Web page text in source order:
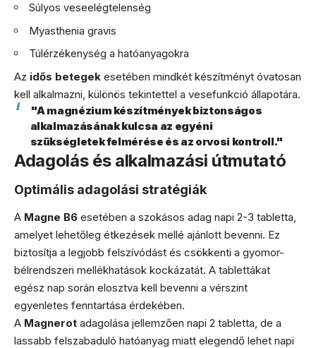
Súlyos veseelégtelenség
Myasthenia gravis
Túlérzékenység a hatóanyagokra
Az idős betegek esetében mindkét készítményt óvatosan
kell alkalmazni, különös tekintettel a vesefunkció állapotára.
"A magnézium készítmények biztonságos
alkalmazásának kulcsa az egyéni
szükségletek felmérése és az orvosi kontroll."
Adagolás és alkalmazási útmutató
Optimális adagolási stratégiák
A Magne B6 esetében a szokásos adag napi 2-3 tabletta,
amelyet lehetőleg étkezések mellé ajánlott bevenni. Ez
biztosítja a legjobb felszívódást és csökkenti a gyomor-
bélrendszeri mellékhatások kockázatát. A tablettákat
egész nap során elosztva kell bevenni a vérszint
egyenletes fenntartása érdekében.
A Magnerot adagolása jellemzően napi 2 tabletta, de a
lassabb felszabaduló hatóanyag miatt elegendő lehet napi